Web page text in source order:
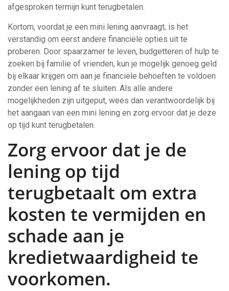
afgesproken termijn kunt terugbetalen.
Kortom, voordat je een mini lening aanvraagt, is het
verstandig om eerst andere financiële opties uit te
proberen. Door spaarzamer te leven, budgetteren of hulp te
zoeken bij familie of vrienden, kun je mogelijk genoeg geld
bij elkaar krijgen om aan je financiële behoeften te voldoen
zonder een lening af te sluiten. Als alle andere
mogelijkheden zijn uitgeput, wees dan verantwoordelijk bij
het aangaan van een mini lening en zorg ervoor dat je deze
op tijd kunt terugbetalen.
Zorg ervoor dat je de
lening op tijd
terugbetaalt om extra
kosten te vermijden en
schade aan je
kredietwaardigheid te
voorkomen.